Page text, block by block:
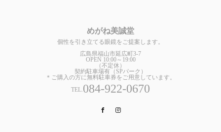
めがね美誠堂
個性を引き立てる眼鏡をご提案します。
広島県福山市延広町3-7
OPEN 10:00～19:00
（不定休）
契約駐車場有（SPパーク）
＊ご購入の方に無料駐車券をご用意しています。
TEL.084-922-0670
Facebook